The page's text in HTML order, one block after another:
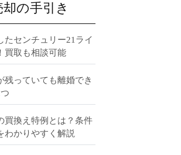
の手引き
たセンチュリー21ライ
買取も相談可能
残っていても離婚でき
買換え特例とは？条件
わかりやすく解説